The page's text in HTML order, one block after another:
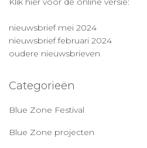
nieuwsbrief mei 2024
nieuwsbrief februari 2024
oudere nieuwsbrieven
Categorieën
Blue Zone Festival
Blue Zone projecten